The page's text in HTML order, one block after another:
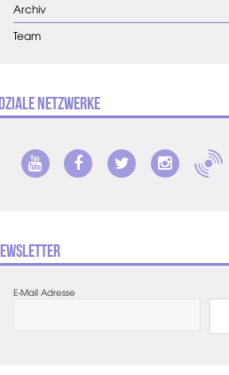
Archiv
Team
Netzwerke
E-Mail Adresse